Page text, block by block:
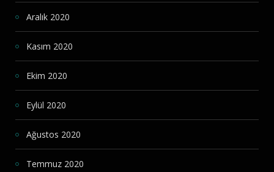
Aralık 2020
Kasım 2020
Ekim 2020
Eylül 2020
Ağustos 2020
Temmuz 2020